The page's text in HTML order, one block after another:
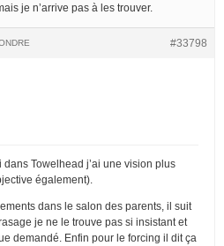
je n’arrive pas à les trouver.
#33798
Towelhead j’ai une vision plus
également).
dans le salon des parents, il suit
je ne le trouve pas si insistant et
demandé. Enfin pour le forcing il dit ça